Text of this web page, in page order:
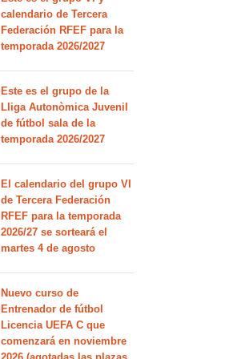
calendario de Tercera
Federación RFEF para la
temporada 2026/2027
Este es el grupo de la
Lliga Autonòmica Juvenil
de fútbol sala de la
temporada 2026/2027
El calendario del grupo VI
de Tercera Federación
RFEF para la temporada
2026/27 se sorteará el
martes 4 de agosto
Nuevo curso de
Entrenador de fútbol
Licencia UEFA C que
comenzará en noviembre